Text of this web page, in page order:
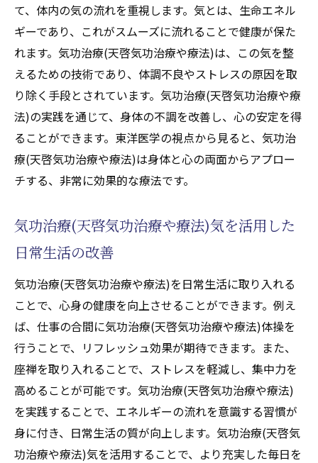
気功治療(天啓気功治療や療法)と座禅で心身の
バランスを回復
気功治療(天啓気功治療や療法)による心身の
バランス回復法
座禅で得る心身の調和のポイント
日常生活に気功治療(天啓気功治療や療法)を
取り入れる利点
気功治療(天啓気功治療や療法)と座禅で心と
東洋医学の視点から見るバランスの取り方
気功治療(天啓気功治療や療法)気を活用して
心身の安定を図る
座禅によるストレス解消法を学ぶ
座禅の基本とストレス解消の関係
気功治療(天啓気功治療や療法)と座禅の統合
的ストレス解消法
心の安定を図る座禅の取り入れ方
気功施術(天啓気功治療や療法)がもたらすス
トレス軽減効果
東洋医学的アプローチでの座禅の利点
て、体内の気の流れを重視します。気とは、生命エネル
ギーであり、これがスムーズに流れることで健康が保た
れます。気功治療(天啓気功治療や療法)は、この気を整
えるための技術であり、体調不良やストレスの原因を取
り除く手段とされています。気功治療(天啓気功治療や療
法)の実践を通じて、身体の不調を改善し、心の安定を得
ることができます。東洋医学の視点から見ると、気功治
療(天啓気功治療や療法)は身体と心の両面からアプロー
チする、非常に効果的な療法です。
気功治療(天啓気功治療や療法)気を活用した
日常生活の改善
気功治療(天啓気功治療や療法)を日常生活に取り入れる
ことで、心身の健康を向上させることができます。例え
ば、仕事の合間に気功治療(天啓気功治療や療法)体操を
行うことで、リフレッシュ効果が期待できます。また、
座禅を取り入れることで、ストレスを軽減し、集中力を
高めることが可能です。気功治療(天啓気功治療や療法)
を実践することで、エネルギーの流れを意識する習慣が
身に付き、日常生活の質が向上します。気功治療(天啓気
功治療や療法)気を活用することで、より充実した毎日を